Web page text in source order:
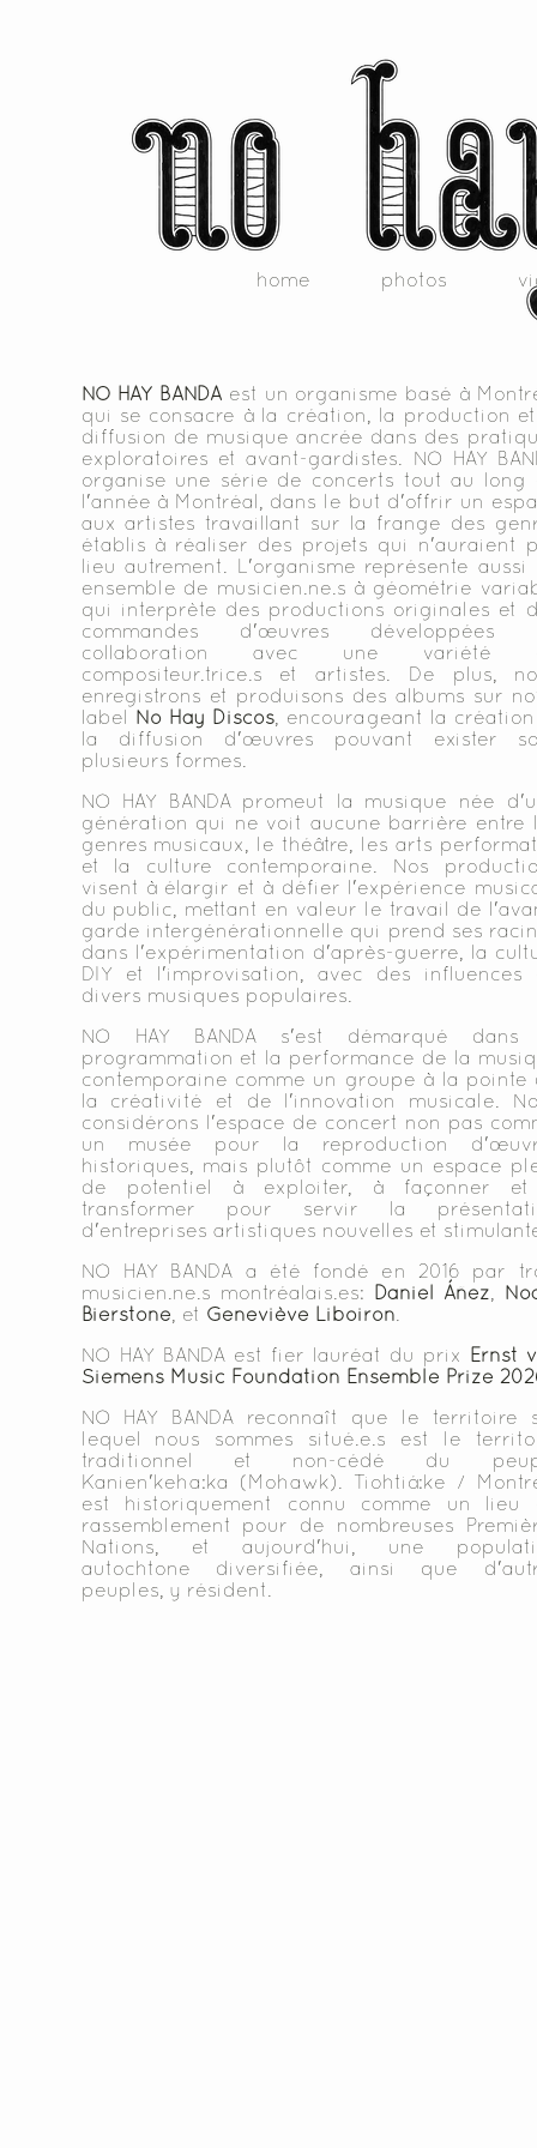
home photos
NO HAY BANDA est un organisme basé à
qui se consacre à la création, la production
diffusion de musique ancrée dans des
exploratoires et avant-gardistes. NO HAY
organise une série de concerts tout au long
l'année à Montréal, dans le but d'offrir un
aux artistes travaillant sur la frange des
établis à réaliser des projets qui n'auraient
lieu autrement. L'organisme représente aussi
ensemble de musicien.ne.s à géométrie
qui interprète des productions originales et
commandes d'œuvres développées
collaboration avec une variété
compositeur.trice.s et artistes. De plus,
enregistrons et produisons des albums sur
label No Hay Discos, encourageant la
la diffusion d'œuvres pouvant exister
plusieurs formes.
NO HAY BANDA promeut la musique née
génération qui ne voit aucune barrière entre
genres musicaux, le théâtre, les arts
et la culture contemporaine. Nos
visent à élargir et à défier l'expérience
du public, mettant en valeur le travail de
garde intergénérationnelle qui prend ses
dans l'expérimentation d'après-guerre, la
DIY et l'improvisation, avec des influences
divers musiques populaires.
NO HAY BANDA s'est démarqué dans
programmation et la performance de la
contemporaine comme un groupe à la pointe
la créativité et de l'innovation musicale.
considérons l'espace de concert non pas
un musée pour la reproduction
historiques, mais plutôt comme un espace
de potentiel à exploiter, à façonner
transformer pour servir la
d'entreprises artistiques nouvelles et
NO HAY BANDA a été fondé en 2016 par
musicien.ne.s montréalais.es: Daniel Áñez
Bierstone , et Geneviève Liboiron
NO HAY BANDA est fier lauréat du prix Ernst
Siemens Music Foundation Ensemble Prize
NO HAY BANDA reconnaît que le territoire
lequel nous sommes situé.e.s est le
traditionnel et non-cédé du
Kanien'keha:ka (Mohawk). Tiohtiá:ke /
est historiquement connu comme un lieu
rassemblement pour de nombreuses
Nations, et aujourd'hui, une
autochtone diversifiée, ainsi que
peuples, y résident.